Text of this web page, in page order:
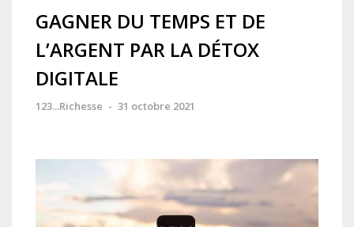
GAGNER DU TEMPS ET DE
L’ARGENT PAR LA DÉTOX
DIGITALE
123...Richesse - 31 octobre 2021